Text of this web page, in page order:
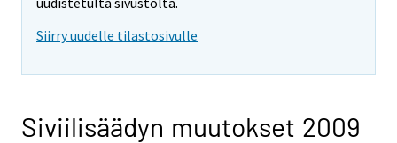
Siirry uudelle tilastosivulle
Siviilisäädyn muutokset 2009